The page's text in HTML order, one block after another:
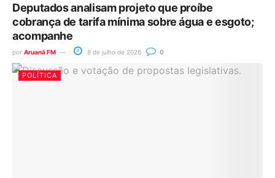
Deputados analisam projeto que proíbe
cobrança de tarifa mínima sobre água e esgoto;
acompanhe
por Aruanã FM 8 de julho de 2026 0
POLÍTICA